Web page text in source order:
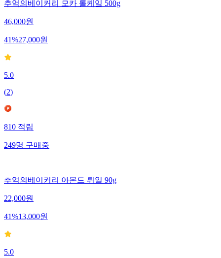
추억의베이커리 모카 롤케잌 500g
46,000원
41%27,000원
5.0
(2)
810적립
249명구매중
추억의베이커리 아몬드 튀일 90g
22,000원
41%13,000원
5.0